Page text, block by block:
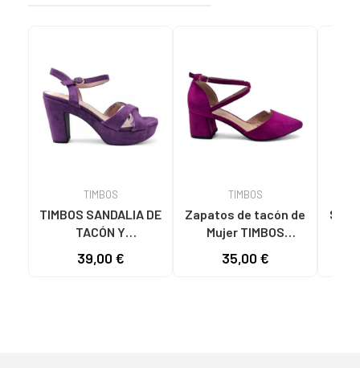
TIMBOS
TIMBOS SANDALIA DE
TACÓN Y
MODELO 131423
39,00 €
TIMBOS
Zapatos de tacón de
Mujer TIMBOS
VESTIR MUJER
35,00 €